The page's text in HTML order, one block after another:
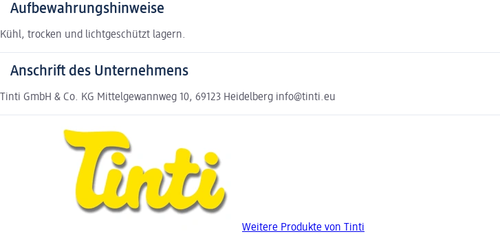
Aufbewahrungshinweise
Kühl, trocken und lichtgeschützt lagern.
Anschrift des Unternehmens
Tinti GmbH & Co. KG Mittelgewannweg 10, 69123 Heidelberg info@tinti.eu
Weitere Produkte von Tinti